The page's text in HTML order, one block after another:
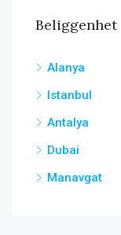
Beliggenhet
Alanya
Istanbul
Antalya
Dubai
Manavgat